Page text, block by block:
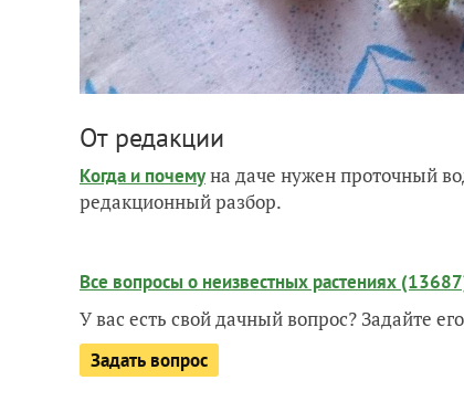
От редакции
Когда и почемуна даче нужен проточный
редакционный разбор.
Все вопросы о неизвестных растениях
У вас есть свой дачный вопрос? Задайте
Задать вопрос